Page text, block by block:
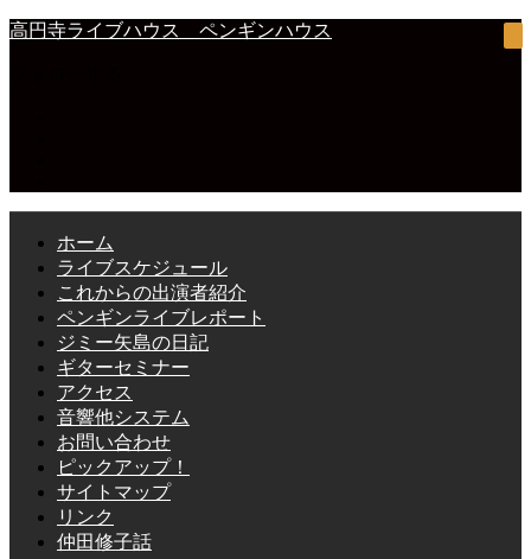
高円寺ライブハウス ペンギンハウス
ホーム
ライブスケジュール
これからの出演者紹介
ペンギンライブレポート
ジミー矢島の日記
ギターセミナー
アクセス
音響他システム
お問い合わせ
ピックアップ！
サイトマップ
リンク
仲田修子話